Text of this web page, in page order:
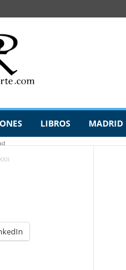
LIBROS MADRID